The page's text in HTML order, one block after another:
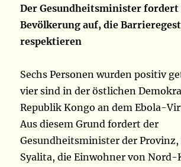
Der Gesundheitsminister fordert
Bevölkerung auf, die
respektieren
Sechs Personen wurden positiv
vier sind in der östlichen
Republik Kongo an dem Ebola-
Aus diesem Grund fordert der
Gesundheitsminister der Provinz,
Syalita, die Einwohner von Nord-